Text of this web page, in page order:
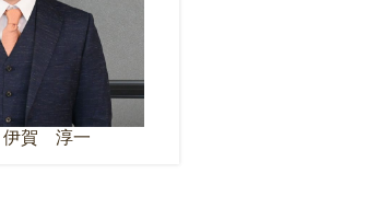
伊賀 淳一